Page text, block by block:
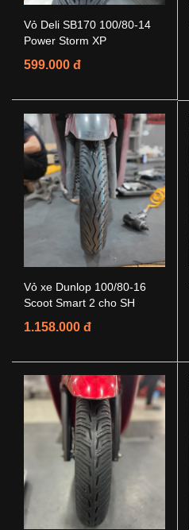
Vỏ Deli SB170 100/80-14
Power Storm XP
599.000 đ
Vỏ xe Dunlop 100/80-16
Scoot Smart 2 cho SH
1.158.000 đ